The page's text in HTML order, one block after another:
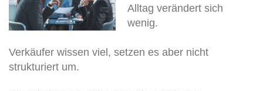
Alltag verändert sich
wenig.
Verkäufer wissen viel, setzen es aber nicht
strukturiert um.